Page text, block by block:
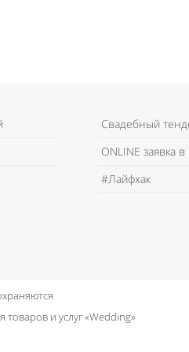
Свадебный
ONLINE заявка
#Лайфхак
товаров и услуг «Wedding»